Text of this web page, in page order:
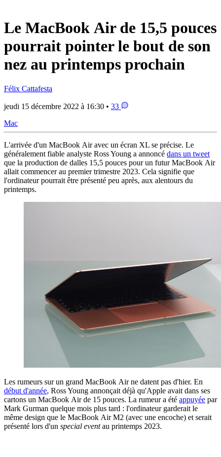
Le MacBook Air de 15,5 pouces
pourrait pointer le bout de son
nez au printemps prochain
Félix Cattafesta
jeudi 15 décembre 2022 à 16:30 • 33
Mac
L'arrivée d'un MacBook Air avec un écran XL se précise. Le
généralement fiable analyste Ross Young a annoncé dans un tweet
que la production de dalles 15,5 pouces pour un futur MacBook Air
allait commencer au premier trimestre 2023. Cela signifie que
l'ordinateur pourrait être présenté peu après, aux alentours du
printemps.
Les rumeurs sur un grand MacBook Air ne datent pas d'hier. En
début d'année, Ross Young annonçait déjà qu'Apple avait dans ses
cartons un MacBook Air de 15 pouces. La rumeur a été appuyée par
Mark Gurman quelque mois plus tard : l'ordinateur garderait le
même design que le MacBook Air M2 (avec une encoche) et serait
présenté lors d'un special eventau printemps 2023.